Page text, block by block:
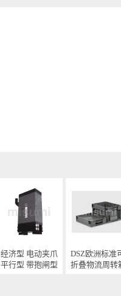
经济型 电动夹爪
平行型 带抱闸型
DSZ欧洲标准
折叠物流周转